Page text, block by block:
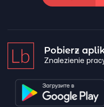
Pobierz
Znalezienie